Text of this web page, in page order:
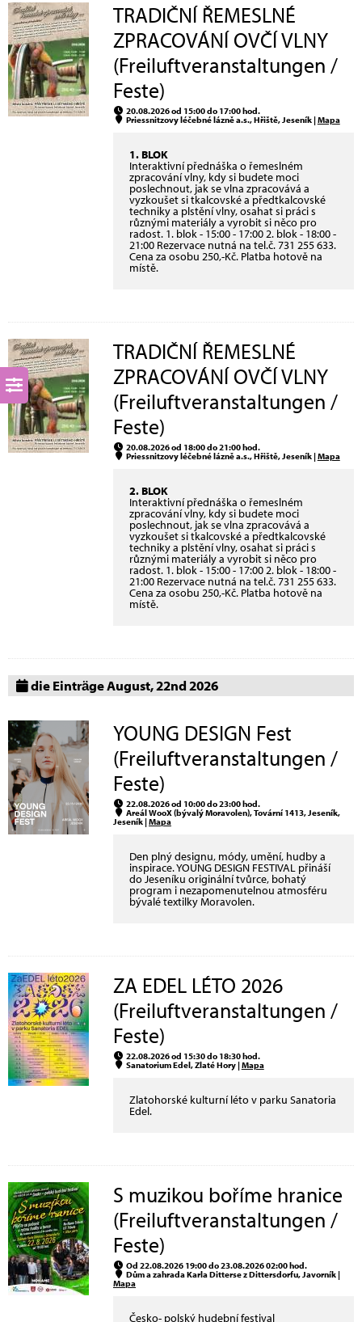
TRADIČNÍ ŘEMESLNÉ
ZPRACOVÁNÍ OVČÍ VLNY
(Freiluftveranstaltungen /
Feste)
20.08.2026 od 15:00 do 17:00 hod.
Priessnitzovy léčebné lázně a.s., Hřiště, Jeseník |Mapa
1. BLOK
Interaktivní přednáška o řemeslném
zpracování vlny, kdy si budete moci
poslechnout, jak se vlna zpracovává a
vyzkoušet si tkalcovské a předtkalcovské
techniky a plstění vlny, osahat si práci s
různými materiály a vyrobit si něco pro
radost. 1. blok - 15:00 - 17:00 2. blok - 18:00 -
21:00 Rezervace nutná na tel.č. 731 255 633.
Cena za osobu 250,-Kč. Platba hotově na
místě.
TRADIČNÍ ŘEMESLNÉ
ZPRACOVÁNÍ OVČÍ VLNY
(Freiluftveranstaltungen /
Feste)
20.08.2026 od 18:00 do 21:00 hod.
Priessnitzovy léčebné lázně a.s., Hřiště, Jeseník |Mapa
2. BLOK
Interaktivní přednáška o řemeslném
zpracování vlny, kdy si budete moci
poslechnout, jak se vlna zpracovává a
vyzkoušet si tkalcovské a předtkalcovské
techniky a plstění vlny, osahat si práci s
různými materiály a vyrobit si něco pro
radost. 1. blok - 15:00 - 17:00 2. blok - 18:00 -
21:00 Rezervace nutná na tel.č. 731 255 633.
Cena za osobu 250,-Kč. Platba hotově na
místě.
die Einträge August, 22nd 2026
YOUNG DESIGN Fest
(Freiluftveranstaltungen /
Feste)
22.08.2026 od 10:00 do 23:00 hod.
Areál WooX (bývalý Moravolen), Tovární 1413, Jeseník,
Jeseník |Mapa
Den plný designu, módy, umění, hudby a
inspirace. YOUNG DESIGN FESTIVAL přináší
do Jeseníku originální tvůrce, bohatý
program i nezapomenutelnou atmosféru
bývalé textilky Moravolen.
ZA EDEL LÉTO 2026
(Freiluftveranstaltungen /
Feste)
22.08.2026 od 15:30 do 18:30 hod.
Sanatorium Edel, Zlaté Hory |Mapa
Zlatohorské kulturní léto v parku Sanatoria
Edel.
S muzikou boříme hranice
(Freiluftveranstaltungen /
Feste)
Od 22.08.2026 19:00 do 23.08.2026 02:00 hod.
Dům a zahrada Karla Ditterse z Dittersdorfu, Javorník |
Mapa
Česko- polský hudební festival